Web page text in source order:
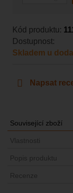
Kód produktu:
Dostupnost:
Skladem u
Napsat
Související zboží
Vlastnosti
Popis produktu
Recenze